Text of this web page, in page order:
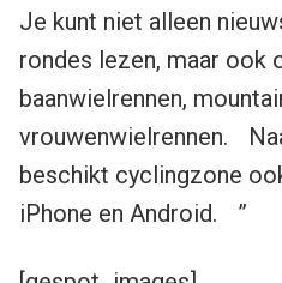
Je kunt niet alleen
rondes lezen, maar ook
baanwielrennen,
vrouwenwielrennen.
beschikt cyclingzone
iPhone en Android. ”